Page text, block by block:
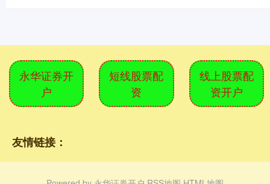
永华证券开
户
短线股票配
资
线上股票配
资开户
友情链接：